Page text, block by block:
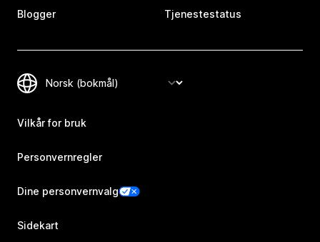
Blogger Tjenestestatus
Vilkår for bruk
Personvernregler
Dine personvernvalg
Sidekart